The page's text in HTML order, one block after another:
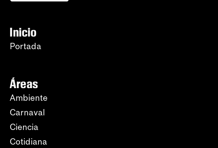
Inicio
Portada
Áreas
Ambiente
Carnaval
Ciencia
Cotidiana